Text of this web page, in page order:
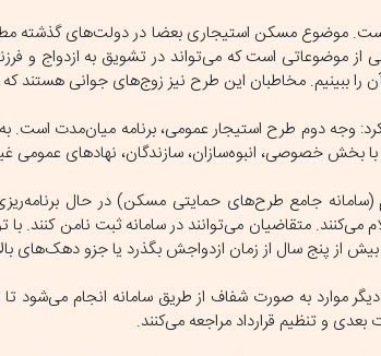
مدت ما است. موضوع مسکن استیجاری بعضا در دولت‌های
را ببینیم. مخاطبان این طرح نیز زوج‌های جوانی هستند
وجه دوم طرح استیجار عمومی، برنامه میان‌مدت است.
بخش خصوصی، انبوه‌سازان، سازندگان، نهادهای عمومی
(سامانه جامع طرح‌های حمایتی مسکن) در حال
می‌کنند. متقاضیان می‌توانند در سامانه ثبت نامن کنند.
بیش از پنج سال از زمان ازدواجش بگذرد یا جزو دهک‌های
موارد به صورت شفاف از طریق سامانه انجام می‌شود
و تنظیم قرارداد مراجعه می‌کنند.